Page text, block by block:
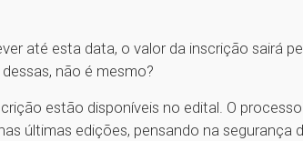
até esta data, o valor da inscrição sairá
não é mesmo?
estão disponíveis no edital. O
últimas edições, pensando na segurança